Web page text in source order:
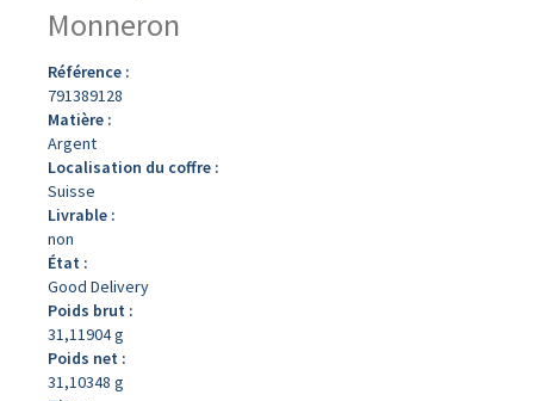
Monneron
Référence :
791389128
Matière :
Argent
Localisation du coffre :
Suisse
Livrable :
non
État :
Good Delivery
Poids brut :
31,11904 g
Poids net :
31,10348 g